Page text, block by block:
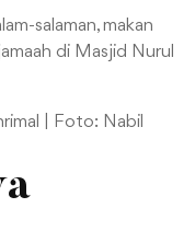
salaman, makan
di Masjid Nurul
| Foto: Nabil